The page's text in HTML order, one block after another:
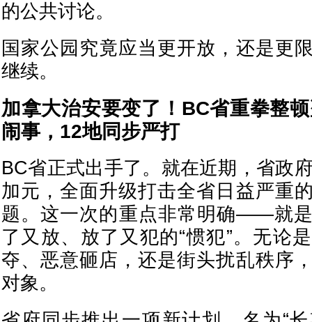
的公共讨论。
国家公园究竟应当更开放，还是更
继续。
加拿大治安要变了！BC省重拳整
闹事，12地同步严打
BC省正式出手了。就在近期，省政
加元，全面升级打击全省日益严重
题。这一次的重点非常明确——就
了又放、放了又犯的“惯犯”。无论
夺、恶意砸店，还是街头扰乱秩序
对象。